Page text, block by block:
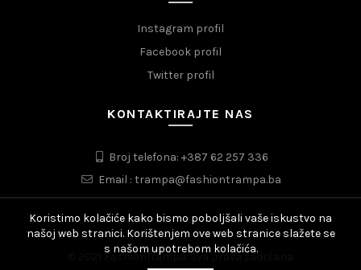
Instagram profil
Facebook profil
Twitter profil
KONTAKTIRAJTE NAS
Broj telefona: +387 62 257 336
Email : trampa@fashiontrampa.ba
© 2021 FashionTrampa. Sva prava zadržana
Koristimo kolačiće kako bismo poboljšali vaše iskustvo na
našoj web stranici. Korištenjem ove web stranice slažete se
s našom upotrebom kolačića.